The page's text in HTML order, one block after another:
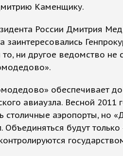
Каменщику.
России Дмитрия
заинтересовались
ни другое ведомство не
обеспечивает
авиаузла. Весной 2011
столичные аэропорты, но
будут